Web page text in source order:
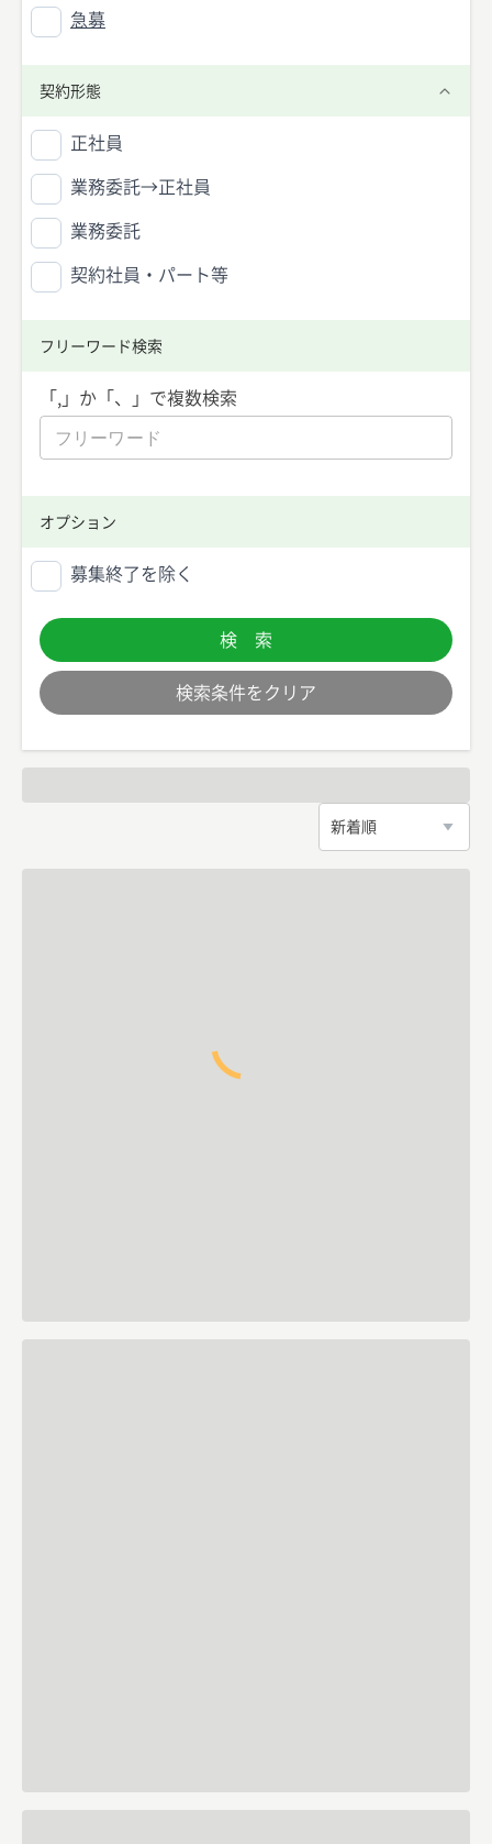
急募
契約形態
正社員
業務委託→正社員
業務委託
契約社員・パート等
フリーワード検索
「,」か「、」で複数検索
オプション
募集終了を除く
検 索
検索条件をクリア